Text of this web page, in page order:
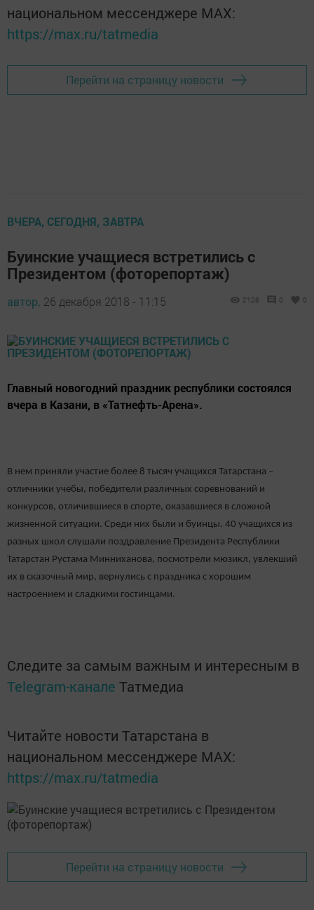
национальном мессенджере MАХ:
https://max.ru/tatmedia
Перейти на страницу новости
ВЧЕРА, СЕГОДНЯ, ЗАВТРА
Буинские учащиеся встретились с
Президентом (фоторепортаж)
автор, 26 декабря 2018 - 11:15 2128 0 0
Главный новогодний праздник республики состоялся
вчера в Казани, в «Татнефть-Арена».
В нем приняли участие более 8 тысяч учащихся Татарстана –
отличники учебы, победители различных соревнований и
конкурсов, отличившиеся в спорте, оказавшиеся в сложной
жизненной ситуации. Среди них были и буинцы. 40 учащихся из
разных школ слушали поздравление Президента Республики
Татарстан Рустама Минниханова, посмотрели мюзикл, увлекший
их в сказочный мир, вернулись с праздника с хорошим
настроением и сладкими гостинцами.
Следите за самым важным и интересным в
Telegram-канале Татмедиа
Читайте новости Татарстана в
национальном мессенджере MАХ:
https://max.ru/tatmedia
Перейти на страницу новости